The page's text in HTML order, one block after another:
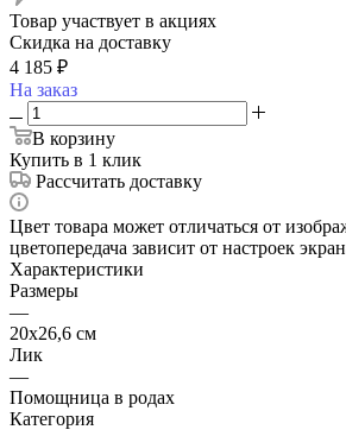
Товар участвует в акциях
Скидка на доставку
4 185 ₽
На заказ
В корзину
Купить в 1 клик
Рассчитать доставку
Цвет товара может отличаться от
цветопередача зависит от настроек
Характеристики
Размеры
—
20х26,6 см
Лик
—
Помощница в родах
Категория